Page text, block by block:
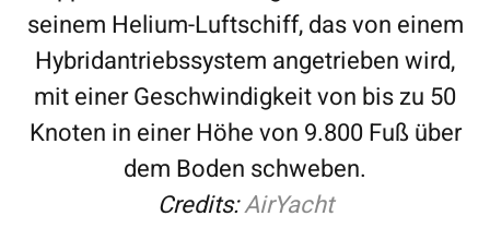
seinem Helium-Luftschiff, das von einem
Hybridantriebssystem angetrieben wird,
mit einer Geschwindigkeit von bis zu 50
Knoten in einer Höhe von 9.800 Fuß über
dem Boden schweben.
Credits:AirYacht